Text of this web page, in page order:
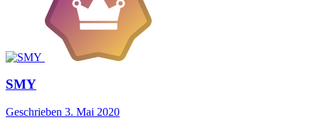
SMY
Geschrieben 3. Mai 2020